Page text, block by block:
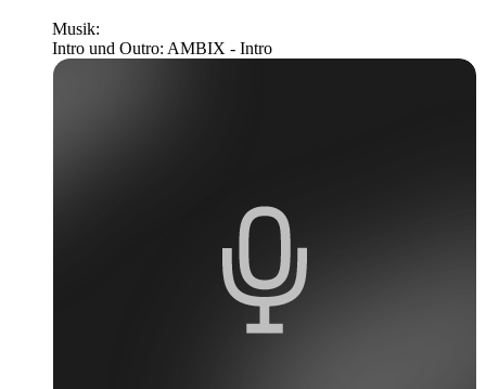
Musik:
Intro und Outro: AMBIX - Intro